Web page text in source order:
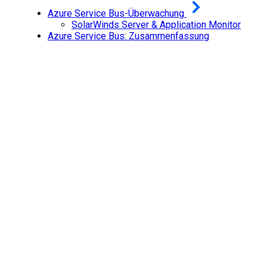
Azure Service Bus-Überwachung
SolarWinds Server & Application Monitor
Azure Service Bus: Zusammenfassung